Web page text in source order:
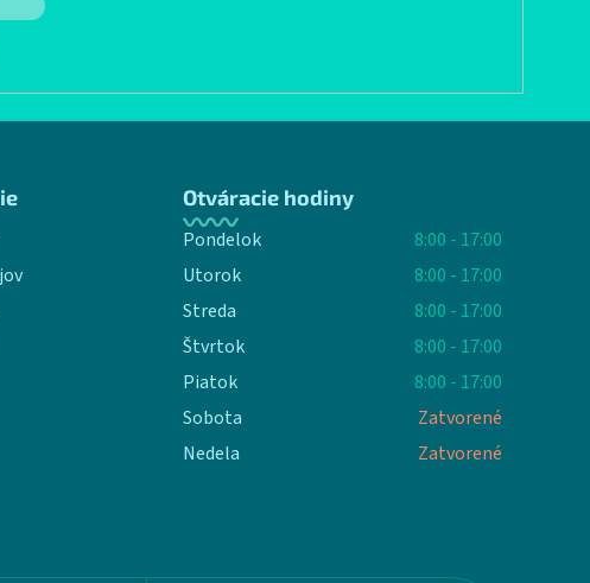
SA
Otváracie hodiny
Pondelok
8:00 - 17:00
Utorok
8:00 - 17:00
Streda
8:00 - 17:00
Štvrtok
8:00 - 17:00
Piatok
8:00 - 17:00
Sobota
Zatvorené
Nedela
Zatvorené